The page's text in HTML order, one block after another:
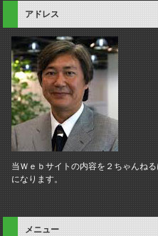
アドレス
当Ｗｅｂサイトの内容を２ちゃんね
になります。
メニュー